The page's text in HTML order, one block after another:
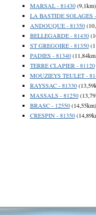
MARSAL - 81430(9,1km)
LA BASTIDE SOLAGES
ANDOUQUE - 81350
BELLEGARDE - 81430
ST GREGOIRE - 81350
PADIES - 81340
TERRE CLAPIER - 81120
MOUZIEYS TEULET -
RAYSSAC - 81330
MASSALS - 81250
BRASC - 12550(14,55km)
CRESPIN - 81350